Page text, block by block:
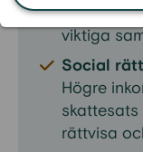
sjukvård,
viktiga
Social
Högre
rättvisa